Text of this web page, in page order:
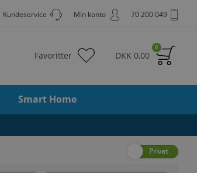
70 200 049
Min konto
Kundeservice
0
DKK 0,00
Favoritter
Smart Home
Privat